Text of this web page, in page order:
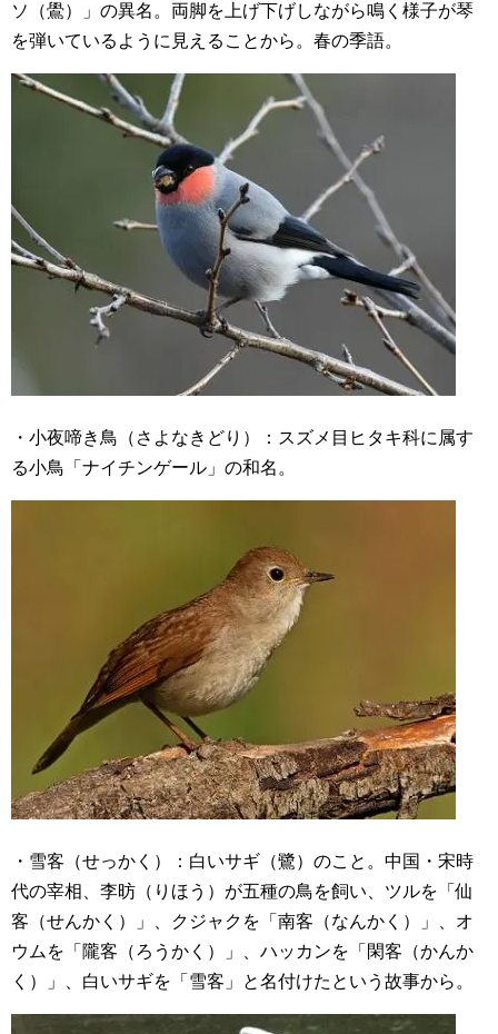
ソ（鷽）」の異名。両脚を上げ下げしながら鳴く様子が琴
を弾いているように見えることから。春の季語。
・小夜啼き鳥（さよなきどり）：スズメ目ヒタキ科に属す
る小鳥「ナイチンゲール」の和名。
・雪客（せっかく）：白いサギ（鷺）のこと。中国・宋時
代の宰相、李昉（りほう）が五種の鳥を飼い、ツルを「仙
客（せんかく）」、クジャクを「南客（なんかく）」、オ
ウムを「隴客（ろうかく）」、ハッカンを「閑客（かんか
く）」、白いサギを「雪客」と名付けたという故事から。